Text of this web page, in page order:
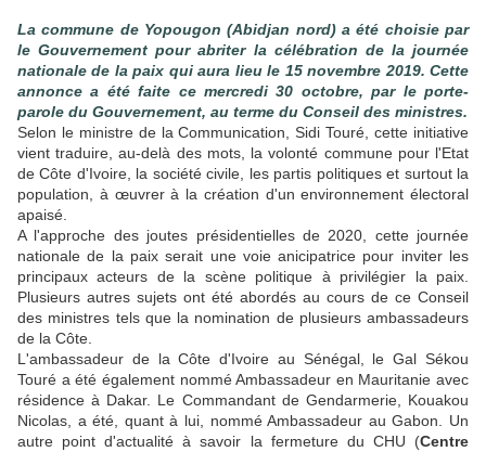
La commune de Yopougon (Abidjan nord) a été choisie par
le Gouvernement pour abriter la célébration de la journée
nationale de la paix qui aura lieu le 15 novembre 2019. Cette
annonce a été faite ce mercredi 30 octobre, par le porte-
parole du Gouvernement, au terme du Conseil des ministres.
Selon le ministre de la Communication, Sidi Touré, cette initiative
vient traduire, au-delà des mots, la volonté commune pour l'Etat
de Côte d'Ivoire, la société civile, les partis politiques et surtout la
population, à œuvrer à la création d'un environnement électoral
apaisé.
A l'approche des joutes présidentielles de 2020, cette journée
nationale de la paix serait une voie anicipatrice pour inviter les
principaux acteurs de la scène politique à privilégier la paix.
Plusieurs autres sujets ont été abordés au cours de ce Conseil
des ministres tels que la nomination de plusieurs ambassadeurs
de la Côte.
L'ambassadeur de la Côte d'Ivoire au Sénégal, le Gal Sékou
Touré a été également nommé Ambassadeur en Mauritanie avec
résidence à Dakar. Le Commandant de Gendarmerie, Kouakou
Nicolas, a été, quant à lui, nommé Ambassadeur au Gabon. Un
autre point d'actualité à savoir la fermeture du CHU (Centre